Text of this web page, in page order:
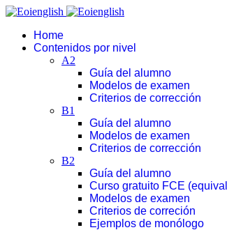
Home
Contenidos por nivel
A2
Guía del alumno
Modelos de examen
Criterios de corrección
B1
Guía del alumno
Modelos de examen
Criterios de corrección
B2
Guía del alumno
Curso gratuito FCE
Modelos de examen
Criterios de correción
Ejemplos de monólogo